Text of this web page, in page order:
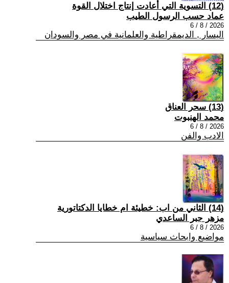
(12) التسوية التي أعادت إنتاج اختلال القوة
عماد حسب الرسول الطيب
2026 / 8 / 6
اليسار , الديمقراطية والعلمانية في مصر والسودان
(13) سحر العناق
محمد الهنبوت
2026 / 8 / 6
الادب والفن
(14) الثاني من اب: خطيئة ام خطايا الدكتاتورية
مزهر جبر الساعدي
2026 / 8 / 6
مواضيع وابحاث سياسية